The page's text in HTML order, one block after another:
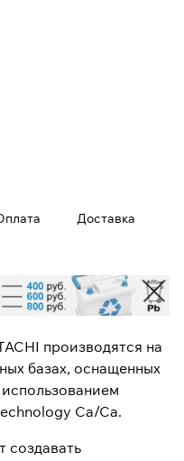
Доставка
производятся на
базах, оснащенных
Ca/Ca.
создавать